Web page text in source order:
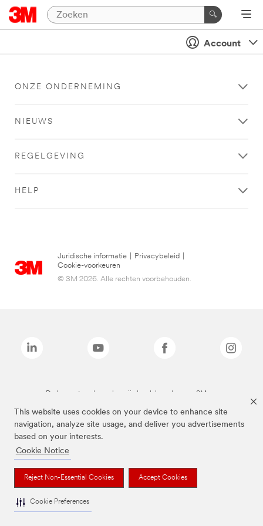
This website uses cookies on your device to enhance site
navigation, analyze site usage, and deliver you advertisements
based on your interests.
Cookie Notice
Reject Non-Essential Cookies Accept Cookies
Cookie Preferences
Account
ONZE ONDERNEMING
NIEUWS
REGELGEVING
HELP
Juridische informatie Privacybeleid
Cookie-voorkeuren
© 3M 2026. Alle rechten voorbehouden.
De bovenstaande merken zijn handelsmerken van 3M.we